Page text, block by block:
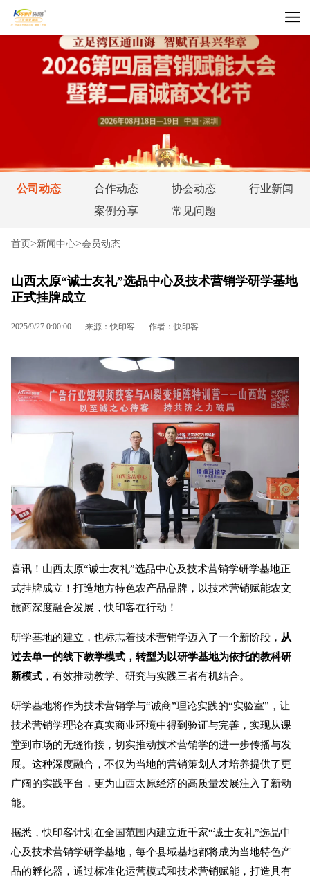
公司动态 合作动态 协会动态
行业新闻
案例分享
常见问题
首页>新闻中心>会员动态
山西太原“诚士友礼”选品中心及技术营销学研学基地
正式挂牌成立
2025/9/27 0:00:00 来源：快印客 作者：快印客
喜讯！山西太原“诚士友礼”选品中心及技术营销学研学基地正
式挂牌成立！打造地方特色农产品品牌，以技术营销赋能农文
旅商深度融合发展，快印客在行动！
研学基地的建立，也标志着技术营销学迈入了一个新阶段， 从
过去单一的线下教学模式，转型为以研学基地为依托的教科研
新模式 ，有效推动教学、研究与实践三者有机结合。
研学基地将作为技术营销学与“诚商”理论实践的“实验室”，让
技术营销学理论在真实商业环境中得到验证与完善，实现从课
堂到市场的无缝衔接，切实推动技术营销学的进一步传播与发
展。这种深度融合，不仅为当地的营销策划人才培养提供了更
广阔的实践平台，更为山西太原经济的高质量发展注入了新动
能。
据悉，快印客计划在全国范围内建立近千家“诚士友礼”选品中
心及技术营销学研学基地，每个县域基地都将成为当地特色产
品的孵化器，通过标准化运营模式和技术营销赋能，打造具有